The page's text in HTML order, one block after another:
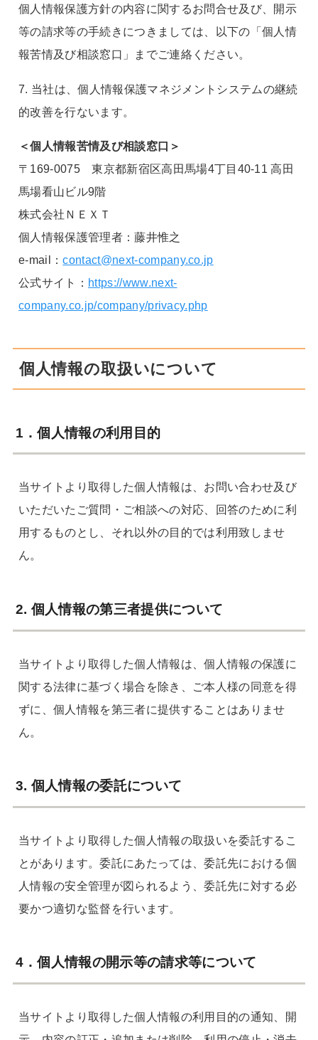
個人情報保護方針の内容に関するお問合せ及び、開示
等の請求等の手続きにつきましては、以下の「個人情
報苦情及び相談窓口」までご連絡ください。
7. 当社は、個人情報保護マネジメントシステムの継続
的改善を行ないます。
＜個人情報苦情及び相談窓口＞
〒169-0075 東京都新宿区高田馬場4丁目40-11 高田
馬場看山ビル9階
株式会社ＮＥＸＴ
個人情報保護管理者：藤井惟之
e-mail：contact@next-company.co.jp
公式サイト： https://www.next-
company.co.jp/company/privacy.php
個人情報の取扱いについて
1．個人情報の利用目的
当サイトより取得した個人情報は、お問い合わせ及び
いただいたご質問・ご相談への対応、回答のために利
用するものとし、それ以外の目的では利用致しませ
ん。
2. 個人情報の第三者提供について
当サイトより取得した個人情報は、個人情報の保護に
関する法律に基づく場合を除き、ご本人様の同意を得
ずに、個人情報を第三者に提供することはありませ
ん。
3. 個人情報の委託について
当サイトより取得した個人情報の取扱いを委託するこ
とがあります。委託にあたっては、委託先における個
人情報の安全管理が図られるよう、委託先に対する必
要かつ適切な監督を行います。
4．個人情報の開示等の請求等について
当サイトより取得した個人情報の利用目的の通知、開